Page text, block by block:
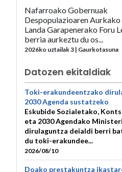
Nafarroako Gobernuak
Despopulazioaren Aurkako
Landa Garapenerako Foru
berria aurkeztu du os...
2026ko uztailak 3 | Gaurkotasuna
Datozen ekitaldiak
Toki-erakundeentzako
2030 Agenda sustatzeko
Eskubide Sozialetako,
eta 2030 Agendako
dirulaguntza deialdi berri
du toki-erakundee...
2026/08/10
Doako prestakuntza